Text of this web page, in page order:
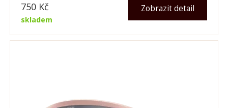
skladem
Zobrazit detail
750 Kč